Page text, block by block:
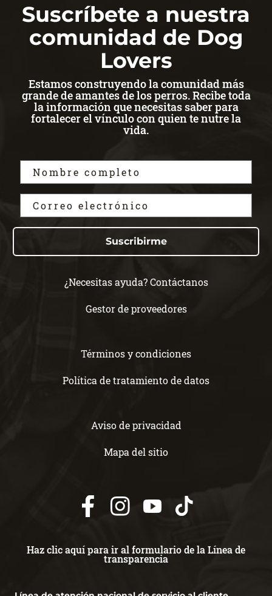
Suscríbete a nuestra
comunidad de Dog
Lovers
Estamos construyendo la comunidad más
grande de amantes de los perros. Recibe toda
la información que necesitas saber para
fortalecer el vínculo con quien te nutre la
vida.
Suscribirme
¿Necesitas ayuda? Contáctanos
Gestor de proveedores
Términos y condiciones
Política de tratamiento de datos
Aviso de privacidad
Mapa del sitio
Haz clic aquí para ir al formulario de la Línea de
transparencia